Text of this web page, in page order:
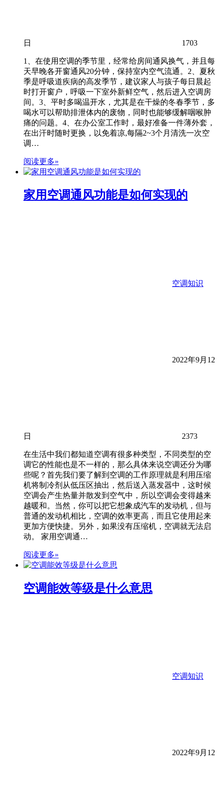
日 1703
1、在使用空调的季节里，经常给房间通风换气，并且每
天早晚各开窗通风20分钟，保持室内空气流通。2、夏秋
季是呼吸道疾病的高发季节，建议家人与孩子每日晨起
时打开窗户，呼吸一下室外新鲜空气，然后进入空调房
间。3、平时多喝温开水，尤其是在干燥的冬春季节，多
喝水可以帮助排泄体内的废物，同时也能够缓解咽喉肿
痛的问题。4、在办公室工作时，最好准备一件薄外套，
在出汗时随时更换，以免着凉,每隔2~3个月清洗一次空
调…
阅读更多»
家用空调通风功能是如何实现的
空调知识
2022年9月12
日 2373
在生活中我们都知道空调有很多种类型，不同类型的空
调它的性能也是不一样的，那么具体来说空调还分为哪
些呢？首先我们要了解到空调的工作原理就是利用压缩
机将制冷剂从低压区抽出，然后送入蒸发器中，这时候
空调会产生热量并散发到空气中，所以空调会变得越来
越暖和。当然，你可以把它想象成汽车的发动机，但与
普通的发动机相比，空调的效率更高，而且它使用起来
更加方便快捷。另外，如果没有压缩机，空调就无法启
动。 家用空调通…
阅读更多»
空调能效等级是什么意思
空调知识
2022年9月12